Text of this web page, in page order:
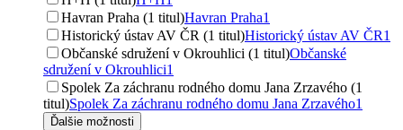
Havran Praha (1 titul)Havran Praha1
Historický ústav AV ČR (1 titul)Historický ústav AV ČR1
Občanské sdružení v Okrouhlici (1 titul)Občanské
sdružení v Okrouhlici1
Spolek Za záchranu rodného domu Jana Zrzavého (1
titul)Spolek Za záchranu rodného domu Jana Zrzavého1
Ďalšie možnosti